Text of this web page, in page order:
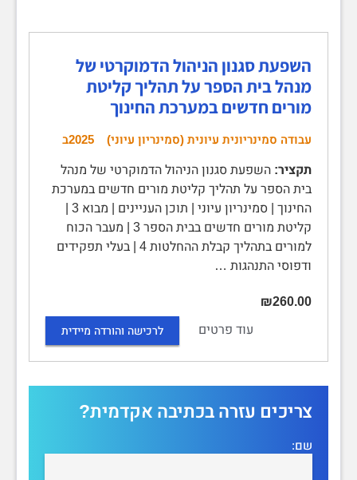
השפעת סגנון הניהול הדמוקרטי של
מנהל בית הספר על תהליך קליטת
מורים חדשים במערכת החינוך
עבודה סמינריונית עיונית (סמינריון עיוני) 2025ב
תקציר: השפעת סגנון הניהול הדמוקרטי של מנהל
בית הספר על תהליך קליטת מורים חדשים במערכת
קליטת מורים חדשים בבית הספר 3 | מעבר הכוח
למורים בתהליך קבלת ההחלטות 4 | בעלי תפקידים
ודפוסי התנהגות …
₪260.00
עוד פרטים לרכישה והורדה מיידית
צריכים עזרה בכתיבה אקדמית?
שם: